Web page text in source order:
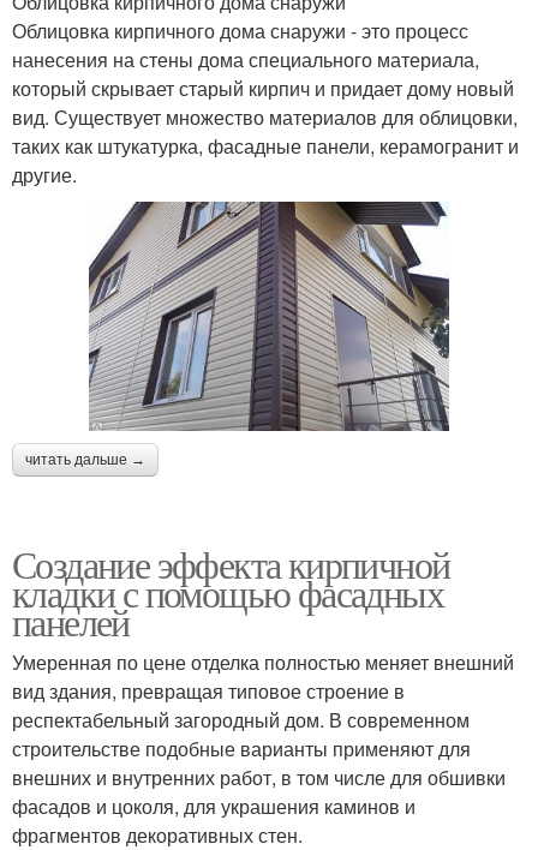
Облицовка кирпичного дома снаружи - это процесс
нанесения на стены дома специального материала,
который скрывает старый кирпич и придает дому новый
вид. Существует множество материалов для облицовки,
таких как штукатурка, фасадные панели, керамогранит и
другие.
читать дальше →
Создание эффекта кирпичной
кладки с помощью фасадных
панелей
Умеренная по цене отделка полностью меняет внешний
вид здания, превращая типовое строение в
респектабельный загородный дом. В современном
строительстве подобные варианты применяют для
внешних и внутренних работ, в том числе для обшивки
фасадов и цоколя, для украшения каминов и
фрагментов декоративных стен.